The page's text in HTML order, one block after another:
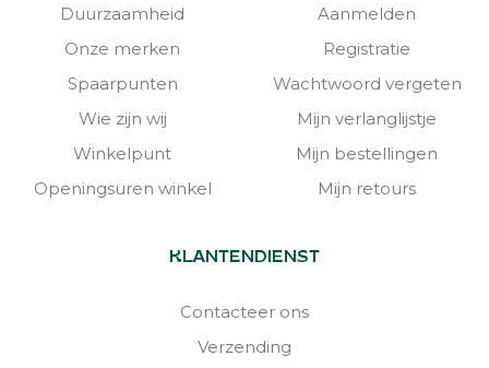
Duurzaamheid
Onze merken
Spaarpunten
Wie zijn wij
Winkelpunt
Openingsuren winkel
Aanmelden
Registratie
Wachtwoord vergeten
Mijn verlanglijstje
Mijn bestellingen
Mijn retours
KLANTENDIENST
Contacteer ons
Verzending